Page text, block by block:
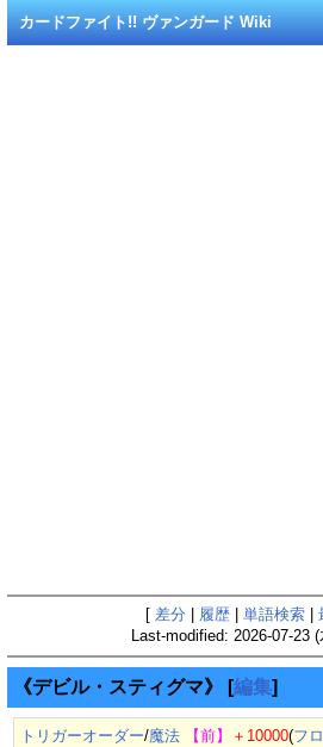
カードファイト!! ヴァンガード Wiki
[ 差分 履歴| 単語検索|
Last-modified: 2026-07-23
《デビル・スティグマ》 [編集]
トリガーオーダー/魔法 【前】 ＋10000(フ